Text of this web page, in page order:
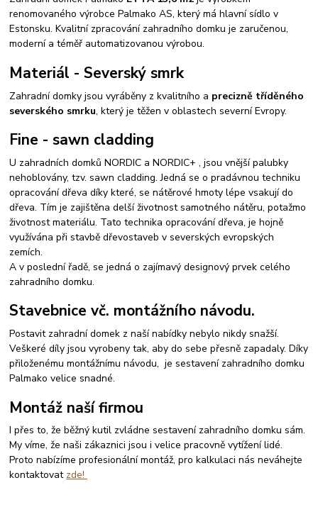
renomovaného výrobce Palmako AS, který má hlavní sídlo v
Estonsku. Kvalitní zpracování zahradního domku je zaručenou,
moderní a téměř automatizovanou výrobou.
Materiál - Severský smrk
Zahradní domky jsou vyráběny z kvalitního a precizně tříděného
severského smrku, který je těžen v oblastech severní Evropy.
Fine - sawn cladding
U zahradních domků NORDIC a NORDIC+ , jsou vnější palubky
nehoblovány, tzv. sawn cladding. Jedná se o pradávnou techniku
opracování dřeva díky které, se nátěrové hmoty lépe vsakují do
dřeva. Tím je zajištěna delší životnost samotného nátěru, potažmo
životnost materiálu. Tato technika opracování dřeva, je hojně
využívána při stavbě dřevostaveb v severských evropských
zemích.
A v poslední řadě, se jedná o zajímavý designový prvek celého
zahradního domku.
Stavebnice vč. montážního návodu.
Postavit zahradní domek z naší nabídky nebylo nikdy snažší.
Veškeré díly jsou vyrobeny tak, aby do sebe přesně zapadaly. Díky
přiloženému montážnímu návodu, je sestavení zahradního domku
Palmako velice snadné.
Montáž naší firmou
I přes to, že běžný kutil zvládne sestavení zahradního domku sám.
My víme, že naši zákaznici jsou i velice pracovně vytížení lidé.
Proto nabízíme profesionální montáž, pro kalkulaci nás neváhejte
kontaktovat zde!